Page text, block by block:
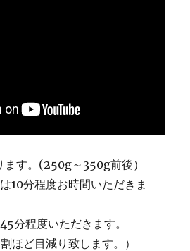
ます。(250g～350g前後）
10分程度お時間いただきま
分程度いただきます。
ほど目減り致します。）